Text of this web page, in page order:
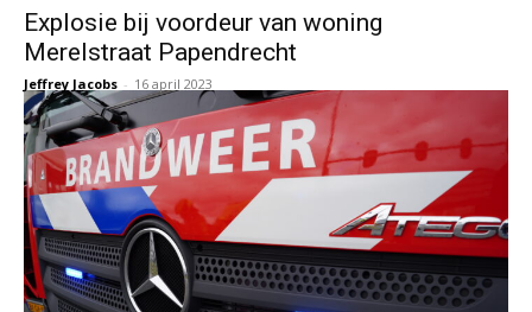
Explosie bij voordeur van woning
Merelstraat Papendrecht
Jeffrey Jacobs - 16 april 2023